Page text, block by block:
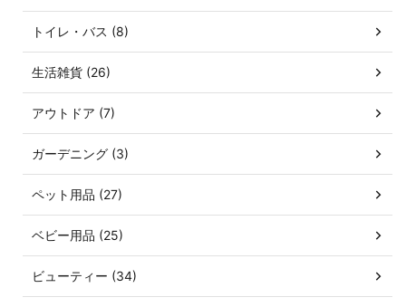
トイレ・バス (8)
生活雑貨 (26)
アウトドア (7)
ガーデニング (3)
ペット用品 (27)
ベビー用品 (25)
ビューティー (34)